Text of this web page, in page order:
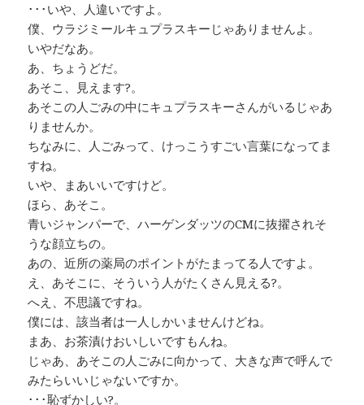
･･･いや、人違いですよ。
僕、ウラジミールキュプラスキーじゃありませんよ。
いやだなあ。
あ、ちょうどだ。
あそこ、見えます?。
あそこの人ごみの中にキュプラスキーさんがいるじゃあ
りませんか。
ちなみに、人ごみって、けっこうすごい言葉になってま
すね。
いや、まあいいですけど。
ほら、あそこ。
青いジャンパーで、ハーゲンダッツのCMに抜擢されそ
うな顔立ちの。
あの、近所の薬局のポイントがたまってる人ですよ。
え、あそこに、そういう人がたくさん見える?。
へえ、不思議ですね。
僕には、該当者は一人しかいませんけどね。
まあ、お茶漬けおいしいですもんね。
じゃあ、あそこの人ごみに向かって、大きな声で呼んで
みたらいいじゃないですか。
･･･恥ずかしい?。